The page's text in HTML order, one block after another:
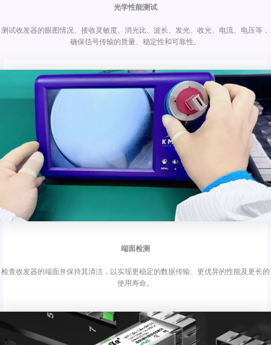
光学性能测试
测试收发器的眼图情况、接收灵敏度、消光比、波长、发光、收光、电流、电压等，
确保信号传输的质量、稳定性和可靠性。
端面检测
检查收发器的端面并保持其清洁，以实现更稳定的数据传输、更优异的性能及更长的
使用寿命。